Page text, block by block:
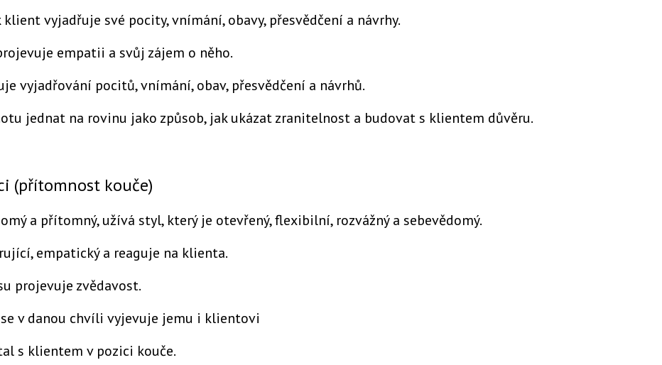
vyjadřuje své pocity, vnímání, obavy, přesvědčení a návrhy.
empatii a svůj zájem o něho.
vyjadřování pocitů, vnímání, obav, přesvědčení a návrhů.
jednat na rovinu jako způsob, jak ukázat zranitelnost a budovat s klientem důvěru.
(přítomnost kouče)
a přítomný, užívá styl, který je otevřený, flexibilní, rozvážný a sebevědomý.
empatický a reaguje na klienta.
projevuje zvědavost.
v danou chvíli vyjevuje jemu i klientovi
s klientem v pozici kouče.